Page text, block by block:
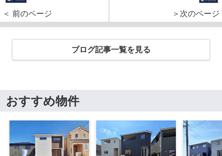
＜ 前のページ ＞次のページ
ブログ記事一覧を見る
おすすめ物件